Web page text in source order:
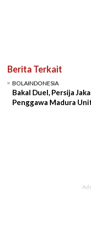
Berita Terkait
BOLAINDONESIA
Bakal Duel, Persija
Penggawa Madura